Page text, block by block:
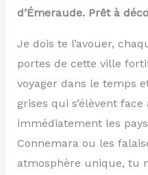
d’Émeraude. Prêt à
Je dois te l’avouer,
portes de cette ville
voyager dans le temps
grises qui s’élèvent face
immédiatement les
Connemara ou les
atmosphère unique, tu